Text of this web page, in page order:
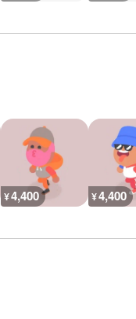
¥4,400 ¥4,400